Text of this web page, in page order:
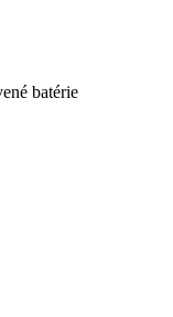
batérie